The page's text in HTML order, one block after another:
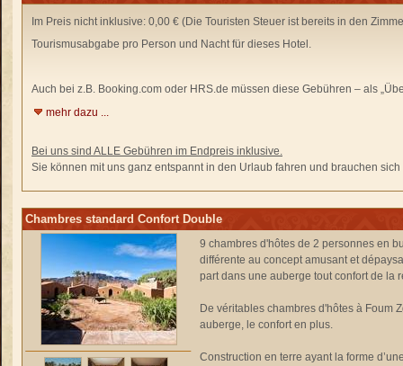
Im Preis nicht inklusive: 0,00 € (Die Touristen Steuer ist bereits in den
Tourismusabgabe pro Person und Nacht für dieses Hotel.
Auch bei z.B. Booking.com oder HRS.de müssen diese Gebühren – als
mehr dazu ...
Bei uns sind ALLE Gebühren im Endpreis inklusive.
Sie können mit uns ganz entspannt in den Urlaub fahren und brauchen
Chambres standard Confort Double
9 chambres d'hôtes de 2 personnes en
différente au concept amusant et
part dans une auberge tout confort de la
De véritables chambres d'hôtes à Foum
auberge, le confort en plus.
Construction en terre ayant la forme